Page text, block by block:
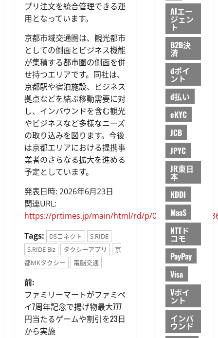
プリ注文を統合管理できる運
用となっています。
京都市域交通圏は、観光都市
としての側面とビジネス機能
が集積する都市圏の側面を併
せ持つエリアです。同社は、
京都駅や宿泊施設、ビジネス
拠点などを結ぶ移動需要に対
し、インバウンドを含む観光
やビジネスなど多様なニーズ
の取り込みを図ります。今後
は京都エリアにおける提携事
業者のさらなる拡大を進める
予定としています。
発表日時: 2026年6月23日
関連URL:
https://prtimes.jp/main/html/rd/p/
Tags:
DSコネクト
S.RIDE
S.RIDE Biz
タクシーアプリ
京
都MKタクシー
電脳交通
投
稿
ナ
前:
ファミリーマートがファミペ
イ7周年記念で揚げ物最大777
円当たるゲームや割引を23日
から実施
AIエー
ジェン
ト
B2B決
済
dポイ
ント
d払い
eKYC
JCB
JPYC
JR東日
本
KDDI
MaaS
NTTド
コモ
PayPay
Visa
Vポイ
ント
インバ
ウンド